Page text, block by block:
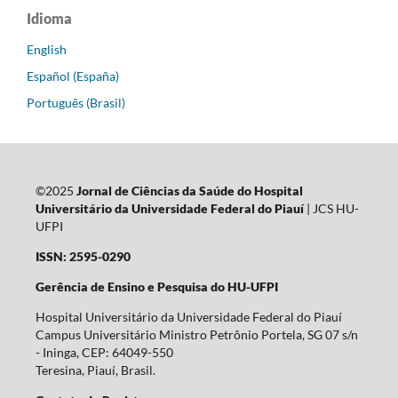
Idioma
English
Español (España)
Português (Brasil)
©2025 Jornal de Ciências da Saúde do Hospital
Universitário da Universidade Federal do Piauí| JCS HU-
UFPI
ISSN: 2595-0290
Gerência de Ensino e Pesquisa do HU-UFPI
Hospital Universitário da Universidade Federal do Piauí
Campus Universitário Ministro Petrônio Portela, SG 07 s/n
- Ininga, CEP: 64049-550
Teresina, Piauí, Brasil.